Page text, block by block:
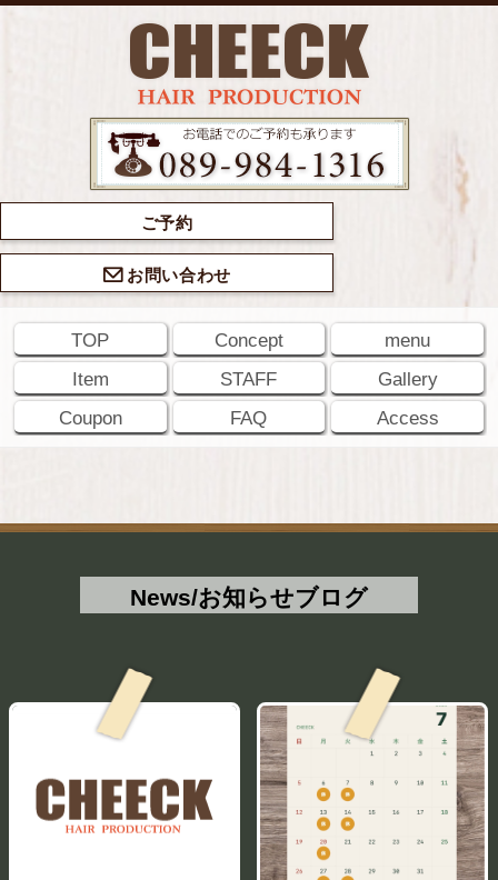
ご予約
お問い合わせ
TOP Concept
menu
Item
STAFF
Gallery
Coupon
FAQ Access
News/お知らせブログ